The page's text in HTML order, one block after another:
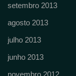
setembro 2013
agosto 2013
julho 2013
junho 2013
novembro 2012